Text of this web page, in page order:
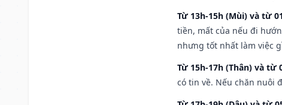
Từ 13h-15h (Mùi) và từ
tiền, mất của nếu đi
nhưng tốt nhất làm việc
Từ 15h-17h (Thân) và từ
có tin về. Nếu chăn nuôi